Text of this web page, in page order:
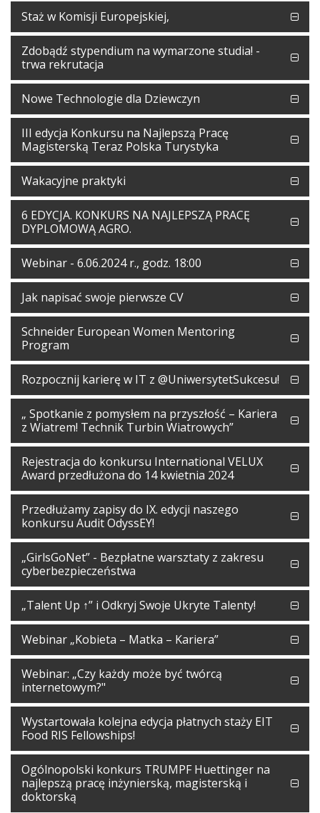
Staż w Komisji Europejskiej,
Zdobądź stypendium na wymarzone studia! -
trwa rekrutacja
Nowe Technologie dla Dziewczyn
III edycja Konkursu na Najlepszą Pracę
Magisterską Teraz Polska Turystyka
Wakacyjne praktyki
6 EDYCJA. KONKURS NA NAJLEPSZĄ PRACĘ
DYPLOMOWĄ AGRO.
Webinar - 6.06.2024 r., godz. 18:00
Jak napisać swoje pierwsze CV
Schneider European Women Mentoring
Program
Rozpocznij karierę w IT z @UniwersytetSukcesu!
„ Spotkanie z pomysłem na przyszłość – Kariera
z Wiatrem! Technik Turbin Wiatrowych”
Rejestracja do konkursu International VELUX
Award przedłużona do 14 kwietnia 2024
Przedłużamy zapisy do IX. edycji naszego
konkursu Audit OdyssEY!
„GirlsGoNet” - Bezpłatne warsztaty z zakresu
cyberbezpieczeństwa
„Talent Up ↑” i Odkryj Swoje Ukryte Talenty!
Webinar „Kobieta – Matka – Kariera”
Webinar: „Czy każdy może być twórcą
internetowym?"
Wystartowała kolejna edycja płatnych staży EIT
Food RIS Fellowships!
Ogólnopolski konkurs TRUMPF Huettinger na
najlepszą pracę inżynierską, magisterską i
doktorską